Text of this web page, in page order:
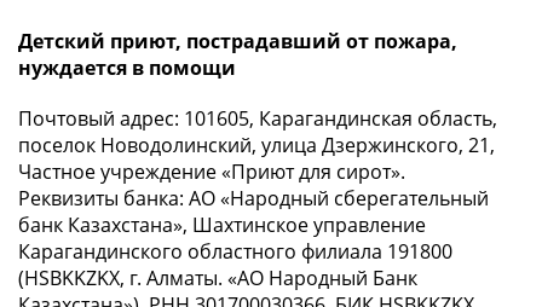
Детский приют, пострадавший от пожара,
нуждается в помощи
Почтовый адрес: 101605, Карагандинская область,
поселок Новодолинский, улица Дзержинского, 21,
Частное учреждение «Приют для сирот».
Реквизиты банка: АО «Народный сберегательный
банк Казахстана», Шахтинское управление
Карагандинского областного филиала 191800
(HSBKKZKX, г. Алматы. «АО Народный Банк